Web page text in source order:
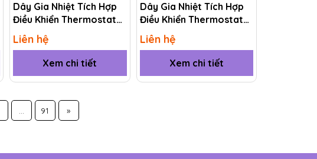
Dây Gia Nhiệt Tích Hợp
Điều Khiển Thermostat
(RKP) RKP2A0072 1.8M
Liên hệ
Xem chi tiết
Dây Gia Nhiệt Tích Hợp
Điều Khiển Thermostat
(RKP) RKP2A0096 2.4M
Liên hệ
Xem chi tiết
... 91 »